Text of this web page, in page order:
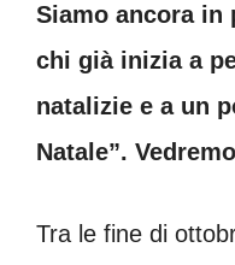
Siamo ancora in
chi già inizia a
natalizie e a un
Natale”.
Tra le fine di